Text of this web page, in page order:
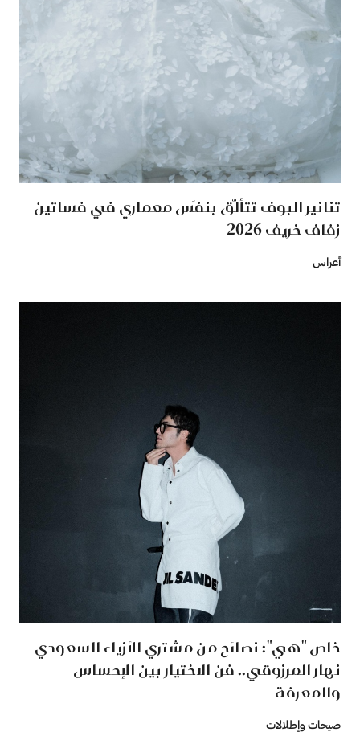
تنانير البوف تتألّق بنفَس معماري في فساتين
زفاف خريف 2026
أعراس
خاص "هي": نصائح من مشتري الأزياء السعودي
نهار المرزوقي.. فن الاختيار بين الإحساس
والمعرفة
صيحات وإطلالات